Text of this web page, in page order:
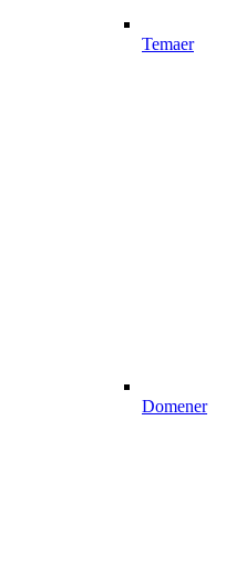
Temaer
Domener